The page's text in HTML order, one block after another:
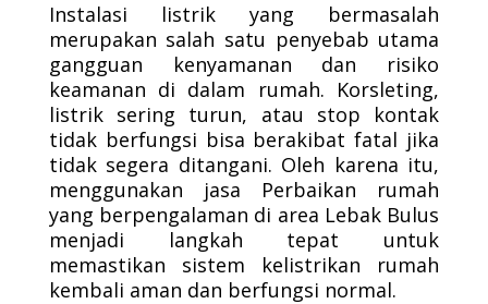
Instalasi listrik yang bermasalah
merupakan salah satu penyebab utama
gangguan kenyamanan dan risiko
keamanan di dalam rumah. Korsleting,
listrik sering turun, atau stop kontak
tidak berfungsi bisa berakibat fatal jika
tidak segera ditangani. Oleh karena itu,
menggunakan jasa Perbaikan rumah
yang berpengalaman di area Lebak Bulus
menjadi langkah tepat untuk
memastikan sistem kelistrikan rumah
kembali aman dan berfungsi normal.